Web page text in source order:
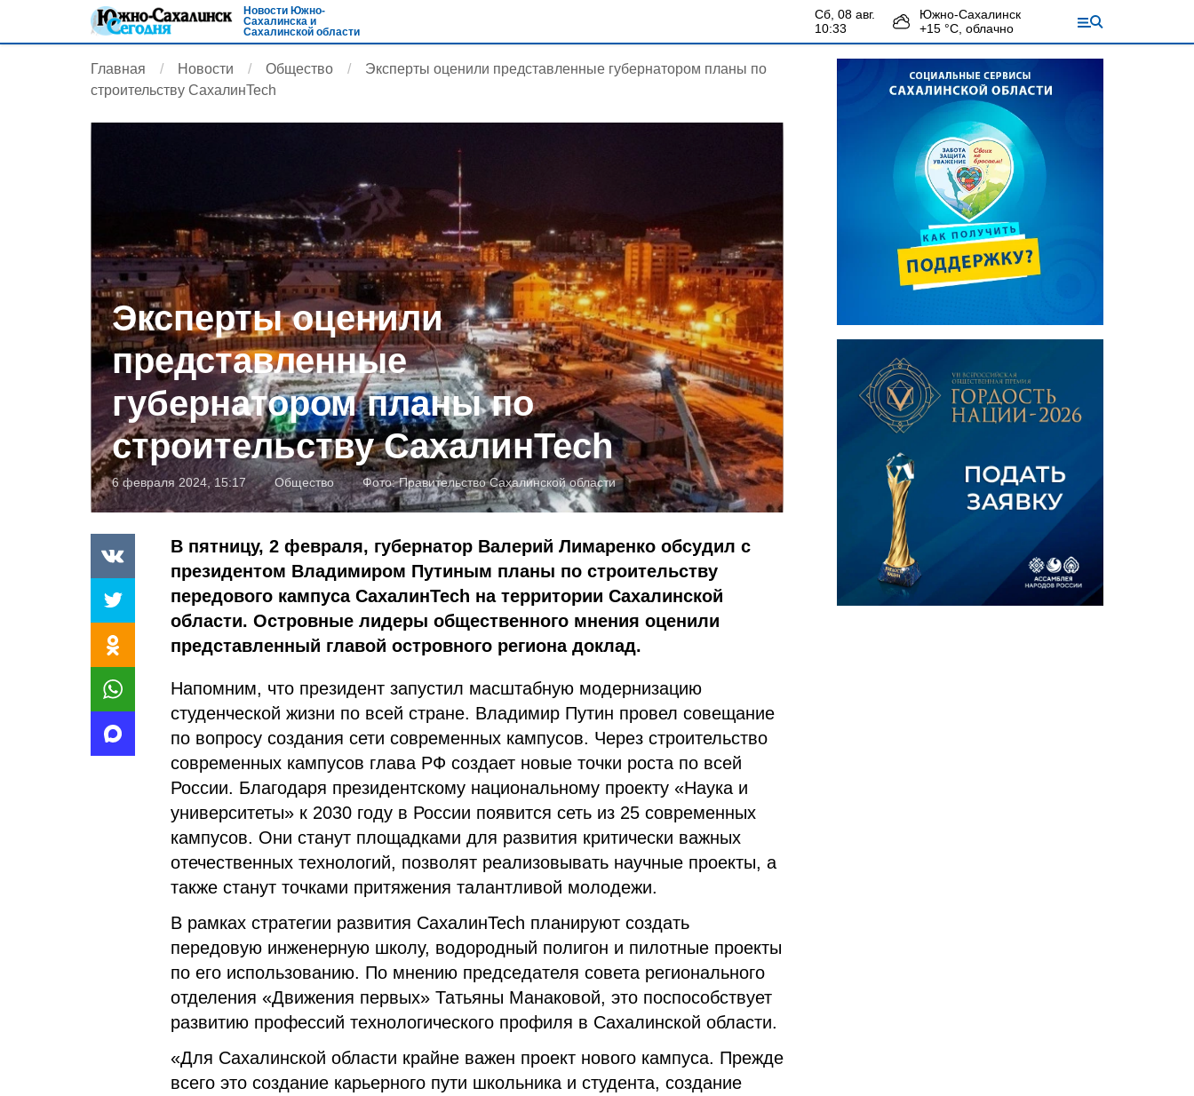
Новости Южно-
Сахалинска и
Сахалинской области
сб, 08 авг.
10:33
Южно-Сахалинск
+15 °С, облачно
Главная Новости Общество
Эксперты оценили представленные губернатором планы по
строительству СахалинTech
Эксперты оценили
представленные
губернатором планы по
строительству СахалинTech
6 февраля 2024, 15:17 Общество Фото:Правительство Сахалинской области
В пятницу, 2 февраля, губернатор Валерий Лимаренко обсудил с
президентом Владимиром Путиным планы по строительству
передового кампуса СахалинTech на территории Сахалинской
области. Островные лидеры общественного мнения оценили
представленный главой островного региона доклад.
Напомним, что президент запустил масштабную модернизацию
студенческой жизни по всей стране. Владимир Путин провел совещание
по вопросу создания сети современных кампусов. Через строительство
современных кампусов глава РФ создает новые точки роста по всей
России. Благодаря президентскому национальному проекту «Наука и
университеты» к 2030 году в России появится сеть из 25 современных
кампусов. Они станут площадками для развития критически важных
отечественных технологий, позволят реализовывать научные проекты, а
также станут точками притяжения талантливой молодежи.
В рамках стратегии развития СахалинTech планируют создать
передовую инженерную школу, водородный полигон и пилотные проекты
по его использованию. По мнению председателя совета регионального
отделения «Движения первых» Татьяны Манаковой, это поспособствует
развитию профессий технологического профиля в Сахалинской области.
«Для Сахалинской области крайне важен проект нового кампуса. Прежде
всего это создание карьерного пути школьника и студента, создание